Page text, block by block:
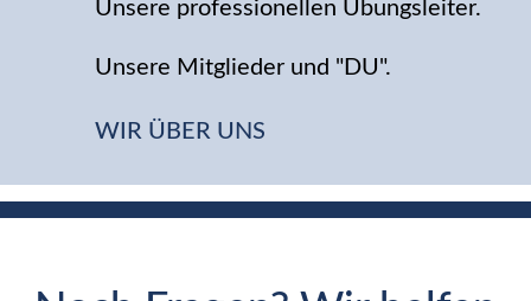
Unsere professionellen Übungsleiter.
Unsere Mitglieder und "DU".
WIR ÜBER UNS